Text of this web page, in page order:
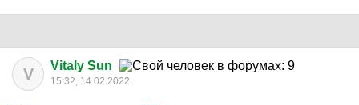
V Vitaly Sun
15:32, 14.02.2022